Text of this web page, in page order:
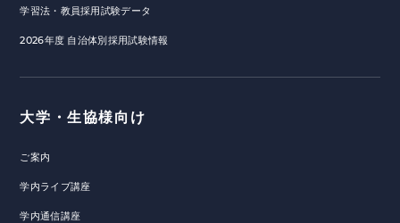
学習法・教員採用試験データ
2026年度 自治体別採用試験情報
大学・生協様向け
ご案内
学内ライブ講座
学内通信講座